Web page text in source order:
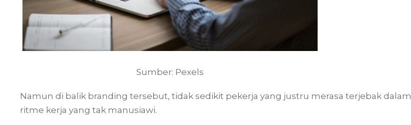
Sumber: Pexels
Namun di balik branding tersebut, tidak sedikit pekerja yang justru merasa terjebak dalam
ritme kerja yang tak manusiawi.